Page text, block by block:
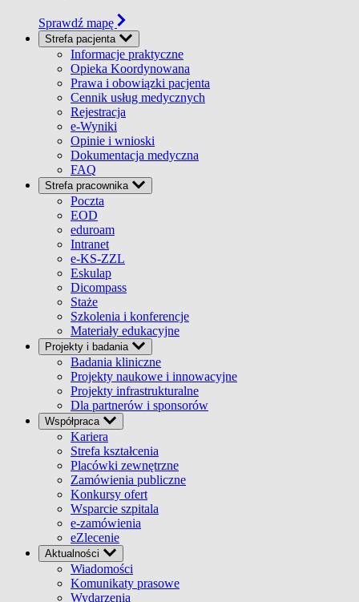
Sprawdź mapę
Strefa pacjenta
Informacje praktyczne
Opieka Koordynowana
Prawa i obowiązki pacjenta
Cennik usług medycznych
Rejestracja
e-Wyniki
Opinie i wnioski
Dokumentacja medyczna
FAQ
Strefa pracownika
Poczta
EOD
eduroam
Intranet
e-KS-ZZL
Eskulap
Dicompass
Staże
Szkolenia i konferencje
Materiały edukacyjne
Projekty i badania
Badania kliniczne
Projekty naukowe i innowacyjne
Projekty infrastrukturalne
Dla partnerów i sponsorów
Współpraca
Kariera
Strefa kształcenia
Placówki zewnętrzne
Zamówienia publiczne
Konkursy ofert
Wsparcie szpitala
e-zamówienia
eZlecenie
Aktualności
Wiadomości
Komunikaty prasowe
Wydarzenia